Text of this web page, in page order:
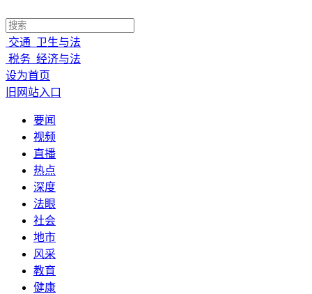
交通 卫生与法
税务 经济与法
设为首页
旧网站入口
要闻
视频
直播
热点
深度
法眼
社会
地市
风采
教育
健康